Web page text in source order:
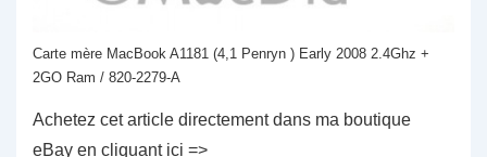
Carte mère MacBook A1181 (4,1 Penryn ) Early 2008 2.4Ghz +
2GO Ram / 820-2279-A
Achetez cet article directement dans ma boutique
eBay en cliquant ici =>